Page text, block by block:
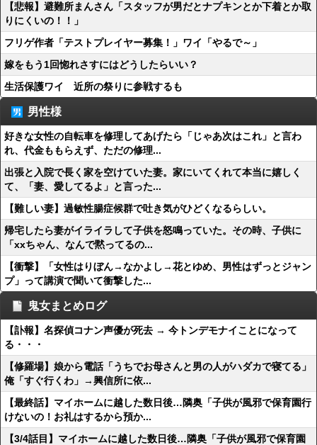
【悲報】避難所まんさん「スタッフが男だとナプキンとか下着とか取
りにくいの！！」
フリゲ作者「テストプレイヤー募集！」ワイ「やるで～」
嫁をもう1回惚れさすにはどうしたらいい？
生活保護ワイ 近所の祭りに参戦するも
男性様
好きな女性の自転車を修理してあげたら「じゃあ次はこれ」と言わ
れ、代金ももらえず、ただの修理...
出張と入院で長く家を空けていた妻。家にいてくれて本当に嬉しく
て、「妻、愛してるよ」と言った...
【難しい妻】過敏性腸症候群で吐き気がひどくなるらしい。
帰宅したら妻がイライラして子供を怒鳴っていた。その時、子供に
「xxちゃん、なんで黙ってるの...
【衝撃】「女性はりぼん→なかよし→花とゆめ、男性はずっとジャン
プ」って講演で聞いて衝撃した...
鬼女まとめログ
【訃報】名探偵コナン声優が死去 → 今トンデモナイことになって
る・・・
【修羅場】娘から電話「うちでお母さんと男の人がハダカで寝てる」
俺「すぐ行くわ」→興信所に依...
【最終話】マイホームに越した数日後…隣奥「子供が風邪で保育園行
けないの！お礼はするから預か...
【3/4話目】マイホームに越した数日後…隣奥「子供が風邪で保育園